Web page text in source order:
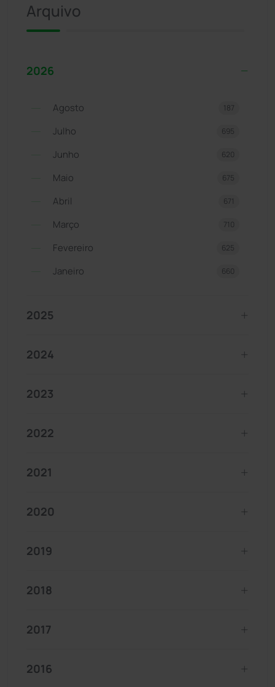
Arquivo
2026
Agosto 187
Julho 695
Junho 620
Maio 675
Abril 671
Março 710
Fevereiro 625
Janeiro 660
2025
2024
2023
2022
2021
2020
2019
2018
2017
2016